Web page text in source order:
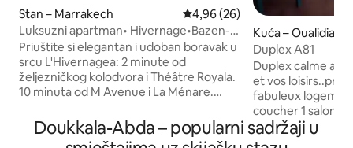
Stan – Marrakech Prosječna ocjena: 4,96/5,
4,96 (26)
Luksuzni apartman• Hivernage•Bazen-
Centre Guéliz
Priuštite si elegantan i udoban boravak u
srcu L'Hivernagea: 2 minute od
željezničkog kolodvora i Théâtre Royala.
10 minuta od M Avenue i La Ménare.
privatnim parkingom. Glavni apartman s
kupaonicom + druga spavaća soba s
Kuća – Oualidia
Duplex A81
Duplex calme
et vos
fabuleux
coucher 1 salon
douche 1 cuisine terasse
lagune privé
Doukkala-Abda – popularni sadržaji u